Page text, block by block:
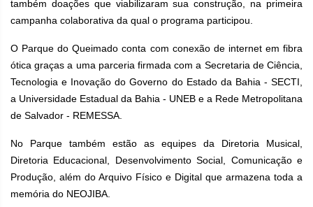
também doações que viabilizaram sua construção, na primeira
campanha colaborativa da qual o programa participou.
O Parque do Queimado conta com conexão de internet em fibra
ótica graças a uma parceria firmada com a Secretaria de Ciência,
Tecnologia e Inovação do Governo do Estado da Bahia - SECTI,
a Universidade Estadual da Bahia - UNEB e a Rede Metropolitana
de Salvador - REMESSA.
No Parque também estão as equipes da Diretoria Musical,
Diretoria Educacional, Desenvolvimento Social, Comunicação e
Produção, além do Arquivo Físico e Digital que armazena toda a
memória do NEOJIBA.